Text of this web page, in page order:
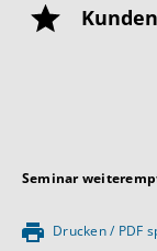
Seminar
Drucken / PDF